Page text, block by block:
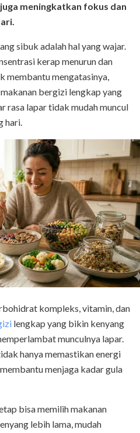
meningkatkan fokus dan
sibuk adalah hal yang wajar.
kerap menurun dan
membantu mengatasinya,
bergizi lengkap yang
rasa lapar tidak mudah muncul
hari.
kompleks,vitamin, dan
lengkap yang bikin kenyang
munculnya lapar.
hanya memastikan energi
menjaga kadar gula
bisa memilih makanan
lebih lama,mudah